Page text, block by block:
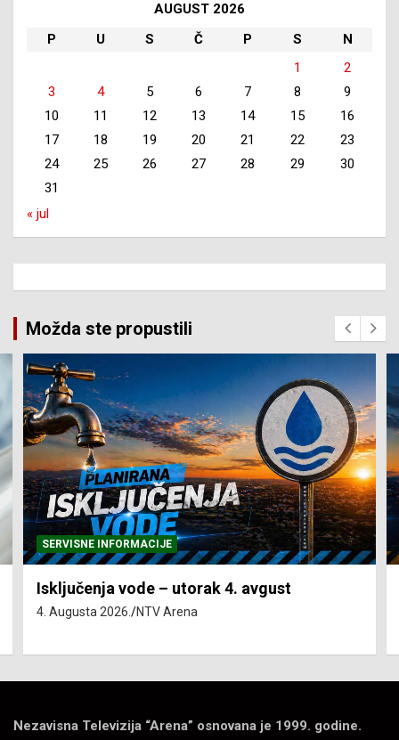
AUGUST 2026
P
U S Č P S
N
1
2
3
4 5 6 7 8
9
10
11 12 13 14 15
16
17
18 19 20 21 22
23
24
25 26 27 28 29
30
31
« jul
Možda ste propustili
SERVISNE INFORMACIJE
Isključenja vode – utorak 4. avgust
4. Augusta 2026. NTV Arena
Nezavisna Televizija “Arena” osnovana je 1999. godine.